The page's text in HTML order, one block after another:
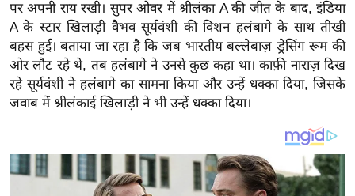
ष
ज्ञ
रा
य
ब
खे
पर अपनी राय रखी। सुपर ओवर में श्रीलंका A की जीत के बाद, इंडिया
A के स्टार खिलाड़ी वैभव सूर्यवंशी की विशन हलंबागे के साथ तीखी
बहस हुई। बताया जा रहा है कि जब भारतीय बल्लेबाज़ ड्रेसिंग रूम की
ओर लौट रहे थे, तब हलंबागे ने उनसे कुछ कहा था। काफ़ी नाराज़ दिख
रहे सूर्यवंशी ने हलंबागे का सामना किया और उन्हें धक्का दिया, जिसके
जवाब में श्रीलंकाई खिलाड़ी ने भी उन्हें धक्का दिया।